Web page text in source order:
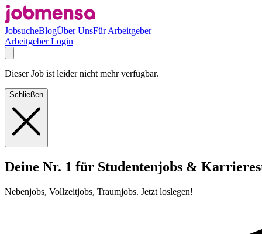
JobsucheBlogÜber UnsFür Arbeitgeber
Arbeitgeber Login
Dieser Job ist leider nicht mehr verfügbar.
Schließen
Deine Nr. 1 für Studentenjobs &
Nebenjobs, Vollzeitjobs, Traumjobs. Jetzt loslegen!